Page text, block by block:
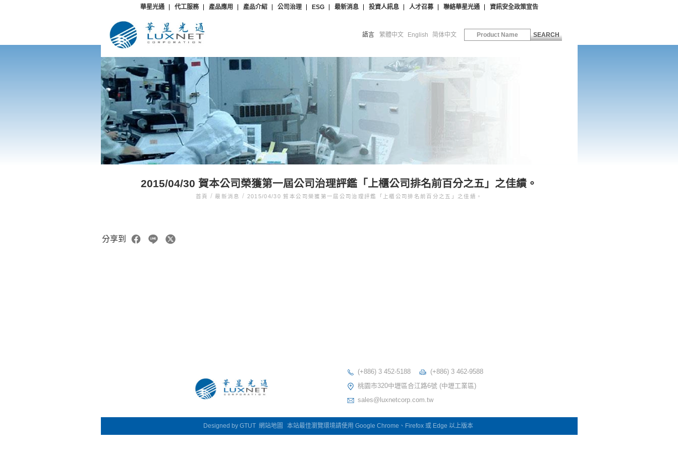
華星光通 代工服務 產品應用 產品介紹 公司治理 ESG 最新消息 投資人訊息 人才召募 聯絡華星光通 資訊安全政策宣告
語言 繁體中文 English 简体中文 SEARCH
2015/04/30 賀本公司榮獲第一屆公司治理評鑑「上櫃公司排名前百分之五」之佳績。
首頁 / 最新消息 / 2015/04/30 賀本公司榮獲第一屆公司治理評鑑「上櫃公司排名前百分之五」之佳績。
分享到
(+886) 3 452-5188
(+886) 3 462-9588
桃園市320中壢區合江路6號 (中壢工業區)
sales@luxnetcorp.com.tw
Designed by GTUT 網站地圖 本站最佳瀏覽環境請使用 Google Chrome、Firefox 或 Edge 以上版本